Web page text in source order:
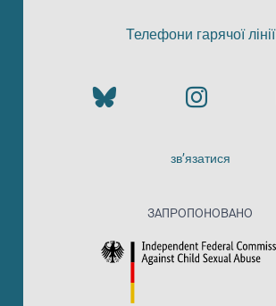
Телефони гарячої лінії
зв’язатися
ЗАПРОПОНОВАНО